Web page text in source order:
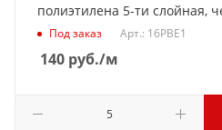
полиэтилена 5-ти слойная,
Под заказ Арт.: 16PBE1
140 руб./м